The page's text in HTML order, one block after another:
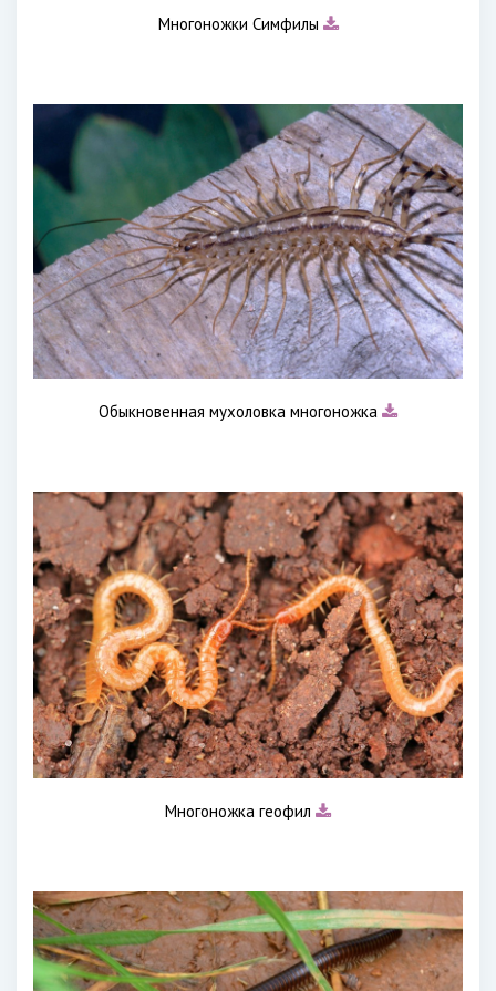
Многоножки Симфилы
Обыкновенная мухоловка многоножка
Многоножка геофил